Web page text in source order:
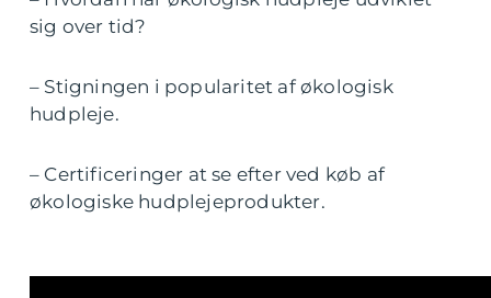
sig over tid?
– Stigningen i popularitet af økologisk
hudpleje.
– Certificeringer at se efter ved køb af
økologiske hudplejeprodukter.